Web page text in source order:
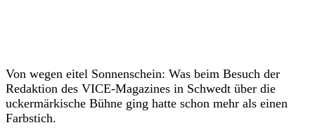
Von wegen eitel Sonnenschein: Was beim Besuch der
Redaktion des VICE-Magazines in Schwedt über die
uckermärkische Bühne ging hatte schon mehr als einen
Farbstich.